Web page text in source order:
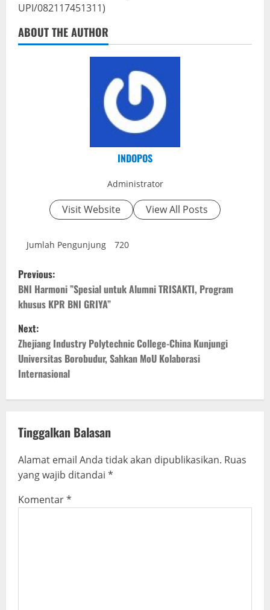
UPI/082117451311)
ABOUT THE AUTHOR
INDOPOS
Administrator
Visit Website View All Posts
Jumlah Pengunjung 720
P
o
s
t
n
a
i
g
t
i
o
Previous:
BNI Harmoni ”Spesial untuk Alumni TRISAKTI, Program
khusus KPR BNI GRIYA”
Next:
Zhejiang Industry Polytechnic College-China Kunjungi
Universitas Borobudur, Sahkan MoU Kolaborasi
Internasional
Tinggalkan Balasan
Alamat email Anda tidak akan dipublikasikan. Ruas
yang wajib ditandai *
Komentar*